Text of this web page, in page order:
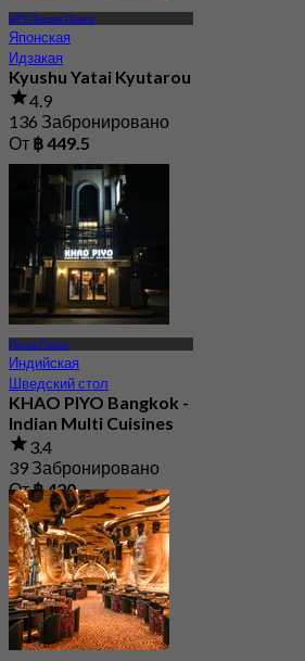
BTS Пхром Пхонг
Японская
Идзакая
Kyushu Yatai Kyutarou
4.9
136 Забронировано
От ฿ 449.5
Пром Пхонг
Индийская
Шведский стол
KHAO PIYO Bangkok -
Indian Multi Cuisines
3.4
39 Забронировано
От฿ 420